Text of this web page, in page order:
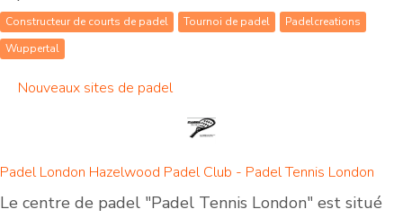
Constructeur de courts de padel Tournoi de padel
Padelcreations
Wuppertal
Nouveaux sites de padel
Padel London Hazelwood Padel Club - Padel Tennis London
Le centre de padel "Padel Tennis London" est situé